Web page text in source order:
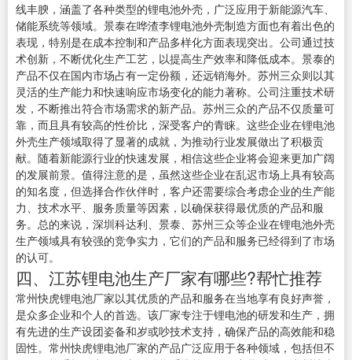
线丰腴，涵盖了各种类型的锂电池外壳，广泛应用于新能源汽车、
储能系统等领域。景泰在哗渣李锂电池外壳制造方面也有着出色的
表现，特别是在成本控制和产品多样化方面表现突出。公司通过技
术创新，不断优化生产工艺，以提高生产效率和降低成本。景泰的
产品不仅在国内市场占有一定份额，还远销海外。苏州三众则以其
灵活的生产能力和快速响应市场变化的能力著称。公司注重技术研
发，不断推出符合市场需求的新产品。苏州三众的产品不仅质量可
靠，而且具有较高的性价比，深受客户的青睐。这些企业在锂电池
外壳生产领域取得了显著的成就，为推动行业发展做出了积极贡
献。随着新能源行业的快速发展，相信这些企业将会迎来更加广阔
的发展前景。值得注意的是，虽然这些企业在乱迟市场上具有较高
的知名度，但选择合作伙伴时，客户还需要综合考虑企业的生产能
力、技术水平、服务质量等因素，以确保获得最优质的产品和服
务。总的来说，深圳科达利、景泰、苏州三众等企业在锂电池外壳
生产领域具有较强的竞争实力，它们的产品和服务已经得到了市场
的认可。
四、江苏锂电池生产厂家有哪些?帮忙推荐
常州快虎锂电池厂家以其优质的产品和服务在当地享有良好声誉，
是众多企业和个人的首选。该厂家专注于锂电池的研发和生产，拥
有先进的生产设团姿备和岁或吵技术支持，确保产品的高效能和稳
固性。常州快虎锂电池厂家的产品广泛应用于各种领域，包括但不